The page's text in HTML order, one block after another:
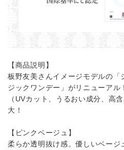
【商品説明】
板野友美さんイメージモデルの「
ジックワンデー」がリニューアル
（UVカット、うるおい成分、高
大！
【ピンクベージュ】
柔らか透明抜け感。優しいベージ